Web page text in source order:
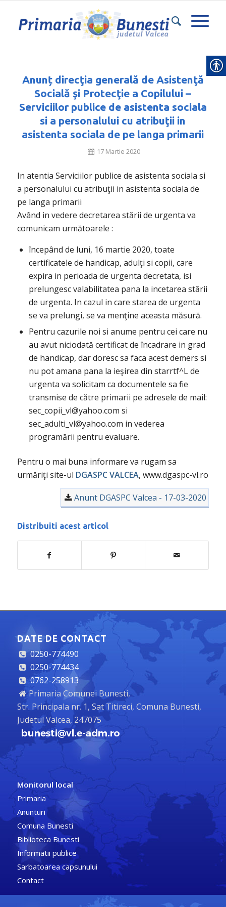
Anunț direcţia generală de Asistenţă
Socială şi Protecţie a Copilului –
Serviciilor publice de asistenta sociala
si a personalului cu atribuţii in
asistenta sociala de pe langa primarii
17 Martie 2020
In atentia Serviciilor publice de asistenta sociala si
a personalului cu atribuţii in asistenta sociala de
pe langa primarii
Având in vedere decretarea stării de urgenta va
comunicam următoarele :
începând de luni, 16 martie 2020, toate
certificatele de handicap, adulţi si copii, care
expira in perioada de urgenta decretata, isi
prelungesc valabilitatea pana la incetarea stării
de urgenta. In cazul in care starea de urgenta
se va prelungi, se va menţine aceasta măsură.
Pentru cazurile noi si anume pentru cei care nu
au avut niciodată certificat de încadrare in grad
de handicap, dar doresc sa faca acest demers si
nu pot amana pana la ieşirea din starrtf^L de
urgenta va solicitam ca documentele sa fie
transmise de către primarii pe adresele de mail:
sec_copii_vl@yahoo.com si
sec_adulti_vl@yahoo.com in vederea
programării pentru evaluare.
Pentru o mai buna informare va rugam sa
urmăriţi site-ul DGASPC VALCEA, www.dgaspc-vl.ro
Anunt DGASPC Valcea - 17-03-2020
Distribuiti acest articol
DATE DE CONTACT
0250-774490
0250-774434
0762-258913
Primaria Comunei Bunesti,
Str. Principala nr. 1, Sat Titireci, Comuna Bunesti,
Judetul Valcea, 247075
Monitorul local
Primaria
Anunturi
Comuna Bunesti
Biblioteca Bunesti
Informatii publice
Sarbatoarea capsunului
Contact